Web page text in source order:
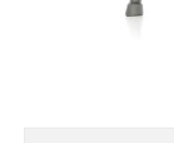
Sitzsäcke